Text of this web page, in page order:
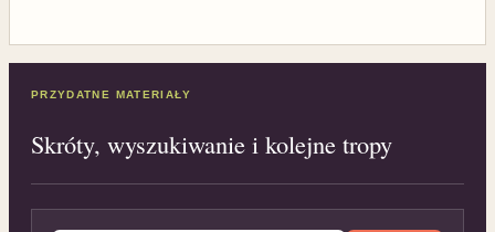
PRZYDATNE MATERIAŁY
Skróty, wyszukiwanie i kolejne tropy